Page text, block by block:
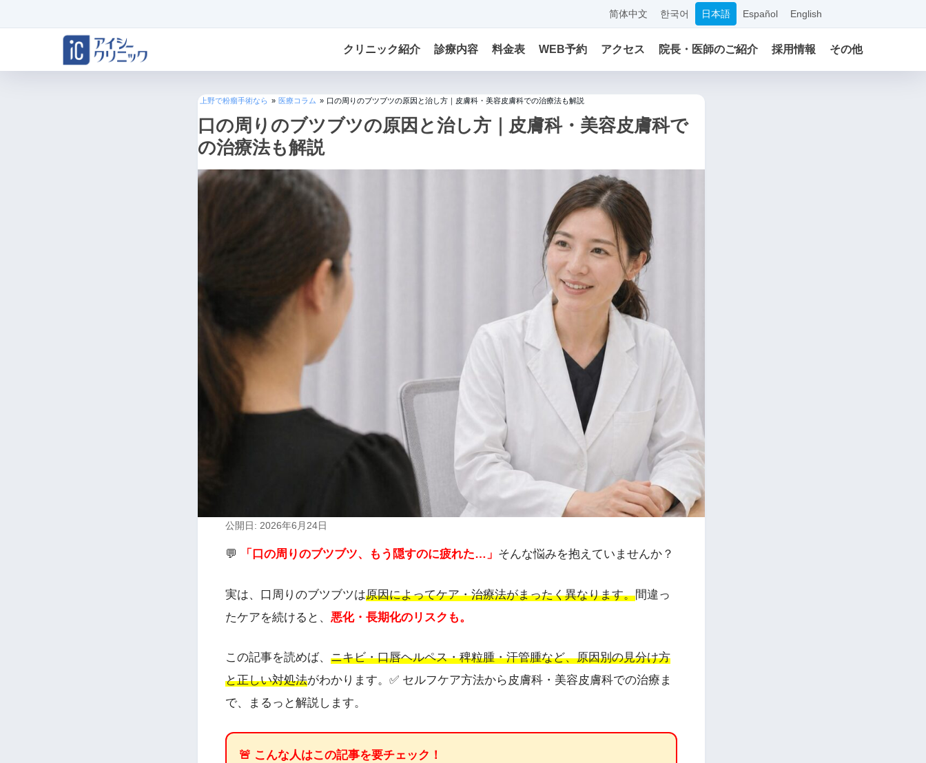
简体中文 한국어 日本語 Español English
クリニック紹介 診療内容 料金表 WEB予約 アクセス 院長・医師のご紹介 採用情報 その他
上野で粉瘤手術なら » 医療コラム » 口の周りのブツブツの原因と治し方｜皮膚科・美容皮膚科での治療法も解説
口の周りのブツブツの原因と治し方｜皮膚科・美容皮膚科で
の治療法も解説
公開日: 2026年6月24日
💬 「口の周りのブツブツ、もう隠すのに疲れた…」 そんな悩みを抱えていませんか？
実は、口周りのブツブツは原因によってケア・治療法がまったく異なります。間違っ
たケアを続けると、 悪化・長期化のリスクも。
この記事を読めば、 ニキビ・口唇ヘルペス・稗粒腫・汗管腫など、原因別の見分け方
と正しい対処法がわかります。✅ セルフケア方法から皮膚科・美容皮膚科での治療ま
で、まるっと解説します。
🚨 こんな人はこの記事を要チェック！